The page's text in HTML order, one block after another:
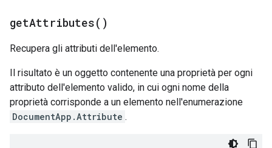
getAttributes( )
Recupera gli attributi dell'elemento.
Il risultato è un oggetto contenente una proprietà per ogni
attributo dell'elemento valido, in cui ogni nome della
proprietà corrisponde a un elemento nell'enumerazione
DocumentApp.Attribute .